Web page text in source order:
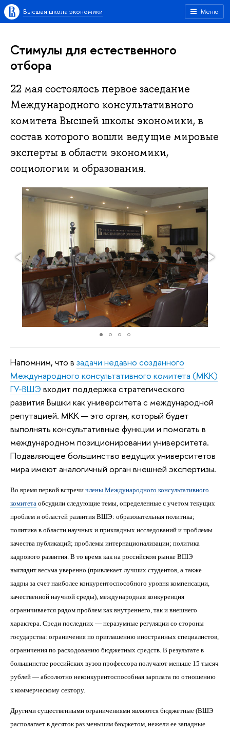
Меню
Высшая школа экономики
Стимулы для естественного
отбора
22 мая состоялось первое заседание
Международного консультативного
комитета Высшей школы экономики, в
состав которого вошли ведущие мировые
эксперты в области экономики,
социологии и образования.
Напомним, что в задачи недавно созданного
Международного консультативного комитета (МКК)
ГУ-ВШЭ входит поддержка стратегического
развития Вышки как университета с международной
репутацией. МКК — это орган, который будет
выполнять консультативные функции и помогать в
международном позиционировании университета.
Подавляющее большинство ведущих университетов
мира имеют аналогичный орган внешней экспертизы.
Во время первой встречи члены Международного консультативного
комитета обсудили следующие темы, определенные с учетом текущих
проблем и областей развития ВШЭ: образовательная политика;
политика в области научных и прикладных исследований и проблемы
качества публикаций; проблемы интернационализации; политика
кадрового развития. В то время как на российском рынке ВШЭ
выглядит весьма уверенно (привлекает лучших студентов, а также
кадры за счет наиболее конкурентоспособного уровня компенсации,
качественной научной среды), международная конкуренция
ограничивается рядом проблем как внутреннего, так и внешнего
характера. Среди последних — неразумные регуляции со стороны
государства: ограничения по приглашению иностранных специалистов,
ограничения по расходованию бюджетных средств. В результате в
большинстве российских вузов профессора получают меньше 15 тысяч
рублей — абсолютно неконкурентоспособная зарплата по отношению
к коммерческому сектору.
Другими существенными ограничениями являются бюджетные (ВШЭ
располагает в десяток раз меньшим бюджетом, нежели ее западные